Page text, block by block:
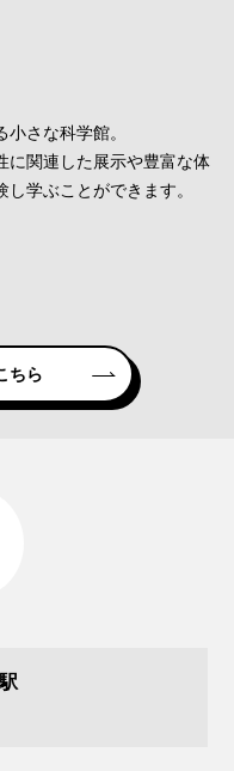
さな科学館。
に関連した展示や豊富な体
学ぶことができます。
ちら